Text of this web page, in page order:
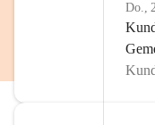
Do.,